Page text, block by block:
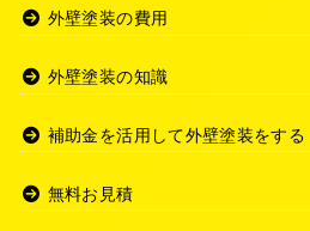
外壁塗装の費用
外壁塗装の知識
補助金を活用して外壁塗装をする
無料お見積